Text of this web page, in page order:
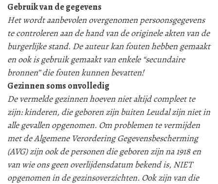
Gebruik van de gegevens
Het wordt aanbevolen overgenomen persoonsgegevens
te controleren aan de hand van de originele akten van de
burgerlijke stand. De auteur kan fouten hebben gemaakt
en ook is gebruik gemaakt van enkele “secundaire
bronnen” die fouten kunnen bevatten!
Gezinnen soms onvolledig
De vermelde gezinnen hoeven niet altijd compleet te
zijn: kinderen, die geboren zijn buiten Leudal zijn niet in
alle gevallen opgenomen. Om problemen te vermijden
met de Algemene Verordering Gegevensbescherming
(AVG) zijn ook de personen die geboren zijn na 1918 en
van wie ons geen overlijdensdatum bekend is, NIET
opgenomen in de gezinsoverzichten. Ook zijn van die